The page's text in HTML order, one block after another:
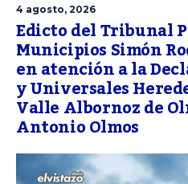
4 agosto, 2026
Edicto del Tribunal
Municipios Simón
en atención a la
y Universales
Valle Albornoz de
Antonio Olmos